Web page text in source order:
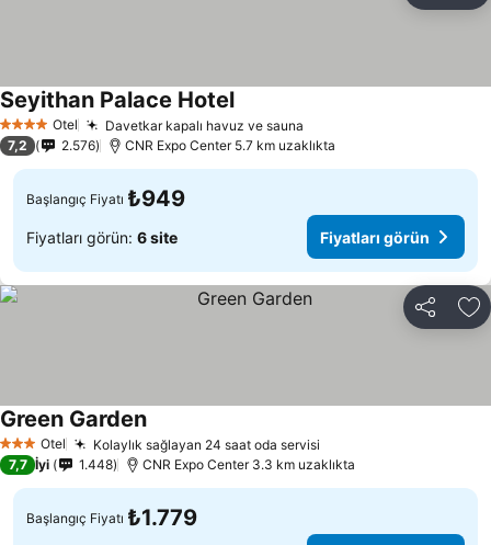
4 Yıldız Otel Davetkar kapalı havuz ve sauna
Seyithan Palace Hotel
7,2 2.576 CNR Expo Center 5.7 km uzaklıkta
Başlangıç Fiyatı ₺949
Fiyatları görün: 6 site Fiyatları görün
Paylaş
3 YıldızOtel Kolaylık sağlayan 24 saat oda servisi
Green Garden
7,7 İyi 1.448 CNR Expo Center 3.3 km uzaklıkta
Başlangıç Fiyatı ₺1.779